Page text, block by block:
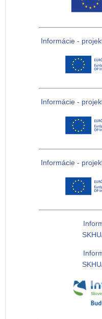
Informácie -
Informácie -
Informácie -